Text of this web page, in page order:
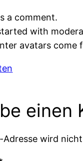
a comment.
with
avatars come
einen
Adresse wird